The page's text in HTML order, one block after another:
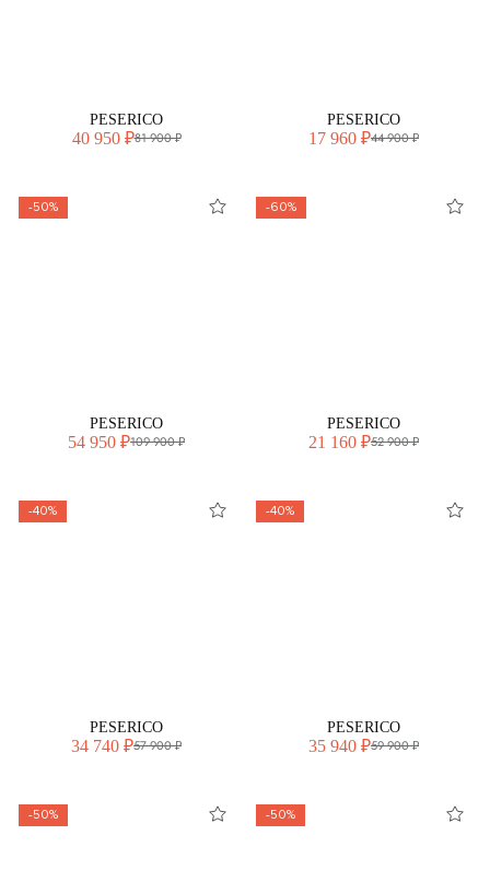
PESERICO
40 950 ₽81 900 ₽
PESERICO
17 960 ₽44 900 ₽
-50%
PESERICO
54 950 ₽109 900 ₽
-60%
PESERICO
21 160 ₽52 900 ₽
-40%
PESERICO
34 740 ₽57 900 ₽
-40%
PESERICO
35 940 ₽59 900 ₽
-50% -50%